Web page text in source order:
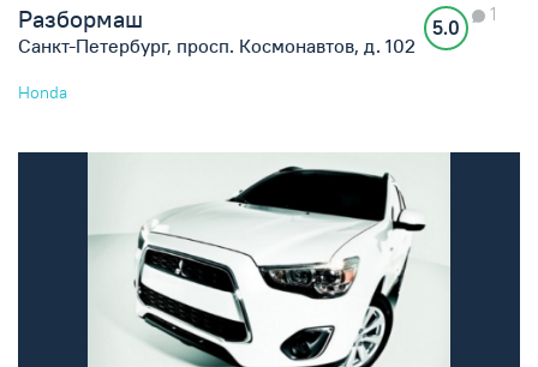
Разбормаш
Санкт-Петербург, просп. Космонавтов, д. 102
5.0
1
Honda